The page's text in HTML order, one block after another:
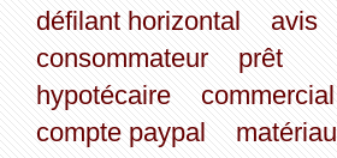
défilant horizontal
avis
consommateur
prêt
hypotécaire
commercial
compte paypal
matériau